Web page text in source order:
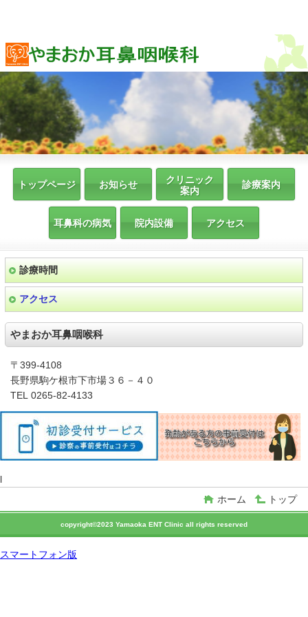
トップページ お知らせ
クリニック
案内
診療案内
耳鼻科の病気 院内設備 アクセス
診療時間
アクセス
やまおか耳鼻咽喉科
〒399-4108
長野県駒ケ根市下市場３６－４０
TEL 0265-82-4133
l
ホーム
トップ
copyright©2023 Yamaoka ENT Clinic all rights reserved
スマートフォン版